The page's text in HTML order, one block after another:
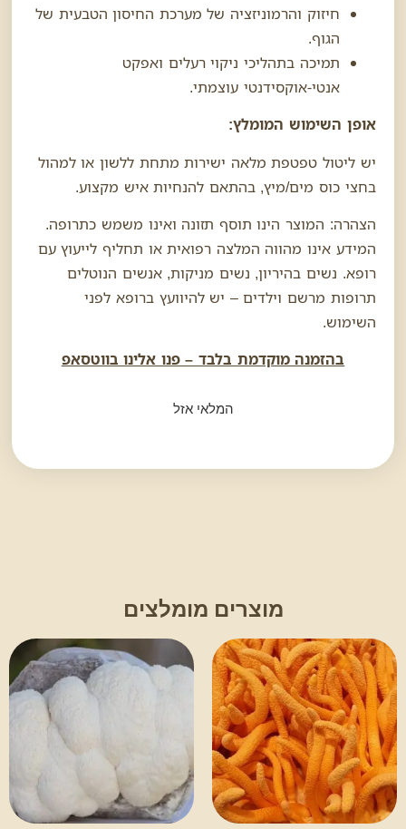
חיזוק והרמוניזציה של מערכת החיסון הטבעית של
הגוף.
תמיכה בתהליכי ניקוי רעלים ואפקט
אנטי-אוקסידנטי עוצמתי.
אופן השימוש המומלץ:
יש ליטול טפטפת מלאה ישירות מתחת ללשון או למהול
בחצי כוס מים/מיץ, בהתאם להנחיות איש מקצוע.
הצהרה: המוצר הינו תוסף תזונה ואינו משמש כתרופה.
המידע אינו מהווה המלצה רפואית או תחליף לייעוץ עם
רופא. נשים בהיריון, נשים מניקות, אנשים הנוטלים
תרופות מרשם וילדים – יש להיוועץ ברופא לפני
השימוש.
בהזמנה מוקדמת בלבד – פנו אלינו בווטסאפ
המלאי אזל
מוצרים מומלצים